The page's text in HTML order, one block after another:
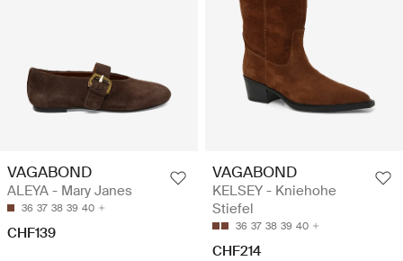
VAGABOND
ALEYA - Mary Janes
36 37 38 39 40
CHF139
VAGABOND
KELSEY - Kniehohe
Stiefel
36 37 38 39 40
CHF214